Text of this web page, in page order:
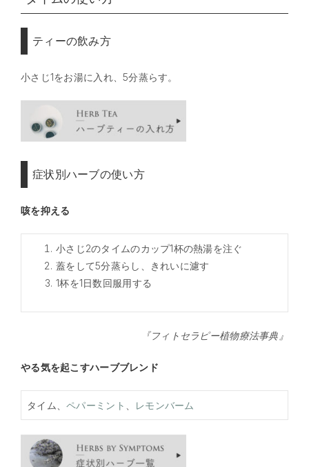
ティーの飲み方
小さじ1をお湯に入れ、5分蒸らす。
症状別ハーブの使い方
咳を抑える
小さじ2のタイムのカップ1杯の熱湯を注ぐ
蓋をして5分蒸らし、きれいに濾す
1杯を1日数回服用する
『フィトセラピー植物療法事典』
やる気を起こすハーブブレンド
タイム、ペパーミント レモンバーム